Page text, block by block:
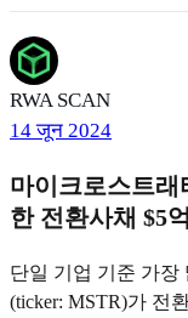
RWA SCAN
14 जून 2024
마이크로스트래
한 전환사채 $5
단일 기업 기준 가장
(ticker: MSTR)가 전